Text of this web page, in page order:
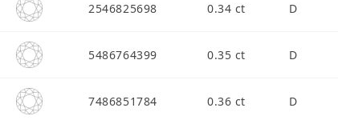
2546825698 0.34 ct D
5486764399 0.35 ct D
7486851784 0.36 ct D